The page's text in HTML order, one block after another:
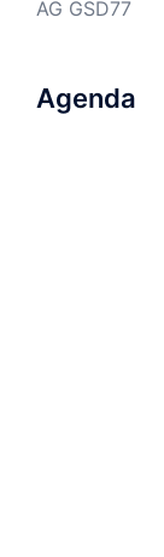
AG GSD77
Agenda